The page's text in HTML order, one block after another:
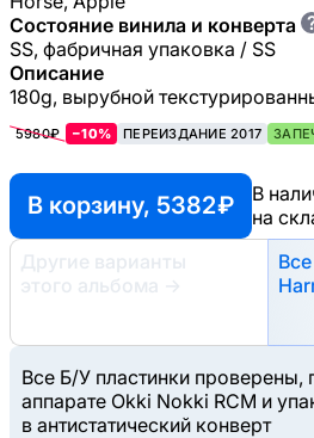
Состояние винила и конверта
SS, фабричная упаковка / SS
Описание
180g, вырубной
5980₽ −10% ПЕРЕИЗДАНИЕ 2017
В корзину, 5382 ₽
В
на
Другие варианты
этого альбома
→
Все Б/У пластинки
аппарате Okki Nokki RCM и
в антистатический конверт